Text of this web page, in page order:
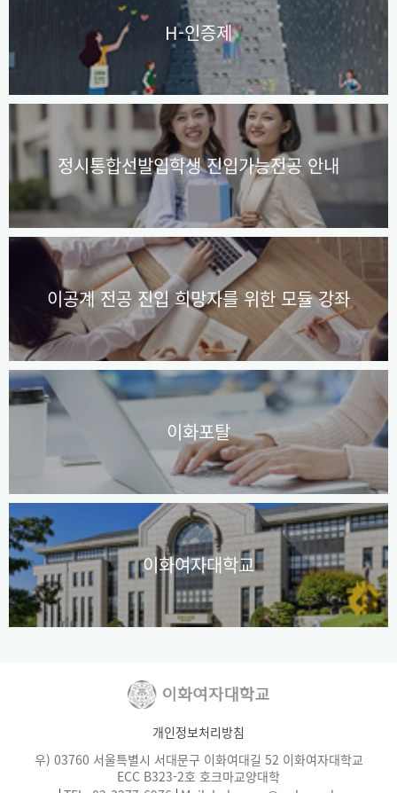
H-인증제
정시통합선발입학생 진입가능전공 안내
이공계 전공 진입 희망자를 위한 모듈 강좌
이화포탈
이화여자대학교
개인정보처리방침
우) 03760 서울특별시 서대문구 이화여대길 52 이화여자대학교
ECC B323-2호 호크마교양대학